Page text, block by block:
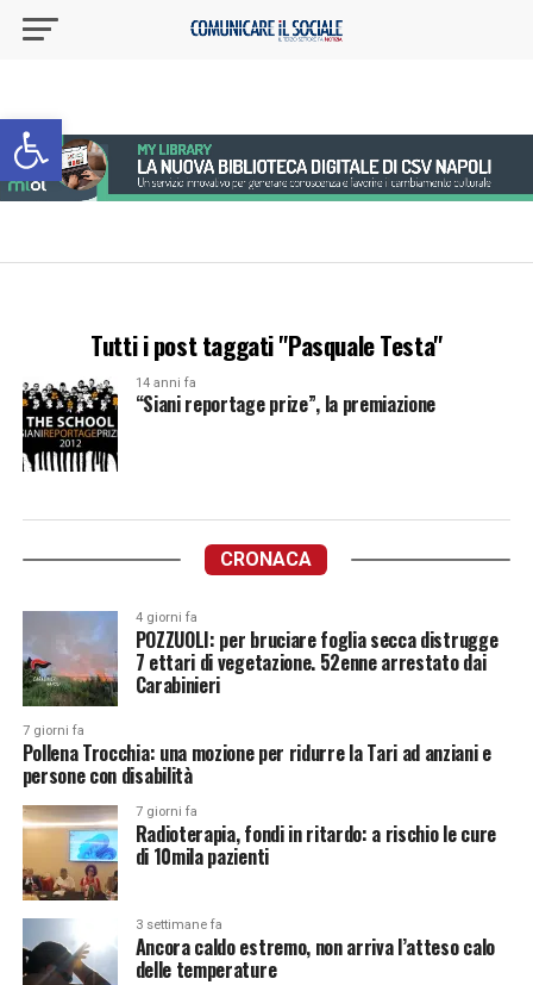
Apri la barra degli strumenti
Tutti i post taggati "Pasquale Testa"
14 anni fa
“Siani reportage prize”, la premiazione
CRONACA
4 giorni fa
POZZUOLI: per bruciare foglia secca distrugge
7 ettari di vegetazione. 52enne arrestato dai
Carabinieri
7 giorni fa
Pollena Trocchia: una mozione per ridurre la Tari ad anziani e
persone con disabilità
7 giorni fa
Radioterapia, fondi in ritardo: a rischio le cure
di 10mila pazienti
3 settimane fa
Ancora caldo estremo, non arriva l’atteso calo
delle temperature